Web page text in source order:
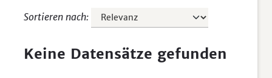
Sortieren nach
Keine Datensätze gefunden